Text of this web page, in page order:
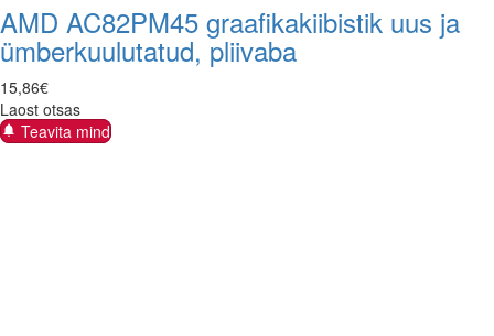
AMD AC82PM45 graafikakiibistik uus ja
ümberkuulutatud, pliivaba
15,86€
Laost otsas
Teavita mind